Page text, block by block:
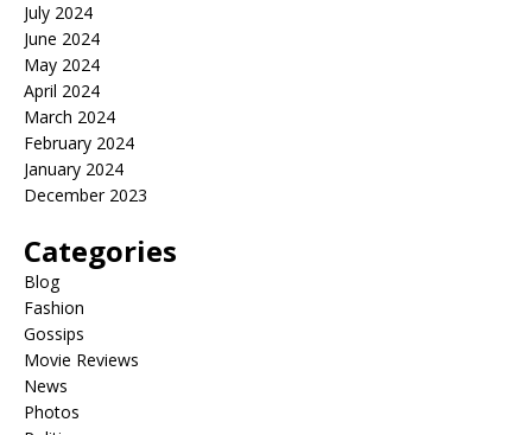
July 2024
June 2024
May 2024
April 2024
March 2024
February 2024
January 2024
December 2023
Categories
Blog
Fashion
Gossips
Movie Reviews
News
Photos